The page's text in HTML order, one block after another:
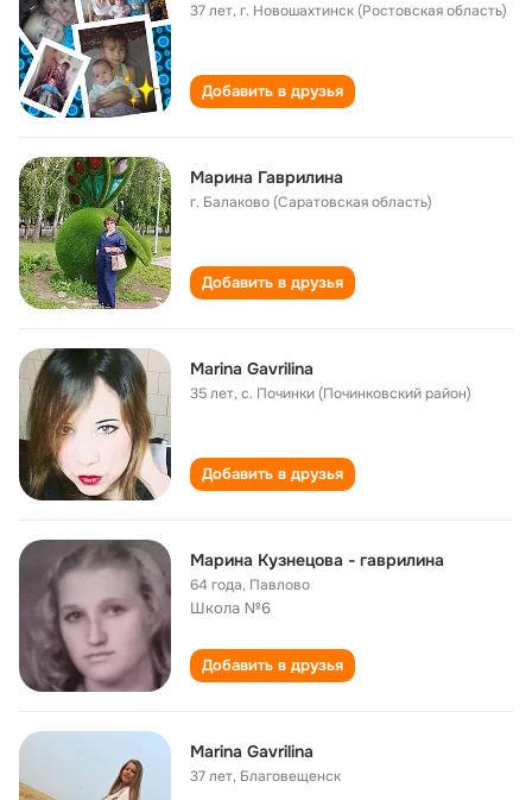
37 лет,г. Новошахтинск (Ростовская область)
Добавить в друзья
Марина Гаврилина
г. Балаково (Саратовская область)
Добавить в друзья
Marina Gavrilina
35 лет,с. Починки (Починковский район)
Добавить в друзья
Марина Кузнецова - гаврилина
64 года, Павлово
Школа №6
Добавить в друзья
Marina Gavrilina
37 лет, Благовещенск